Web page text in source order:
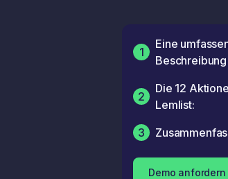
1
Eine
2
Die 12
Lemlist:
3
Demo anfordern